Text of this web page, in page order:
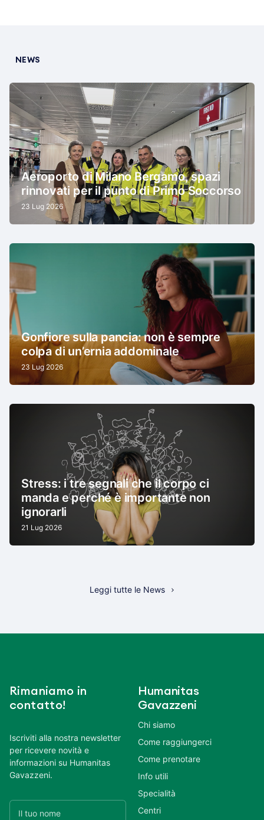
NEWS
Aeroporto di Milano Bergamo, spazi
rinnovati per il punto di Primo Soccorso
23 Lug 2026
Gonfiore sulla pancia: non è sempre
colpa di un’ernia addominale
23 Lug 2026
Stress: i tre segnali che il corpo ci
manda e perché è importante non
ignorarli
21 Lug 2026
Leggi tutte le News
Rimaniamo in
contatto!
Iscriviti alla nostra newsletter
per ricevere novità e
informazioni su Humanitas
Gavazzeni.
Humanitas
Gavazzeni
Chi siamo
Come raggiungerci
Come prenotare
Info utili
Specialità
Centri